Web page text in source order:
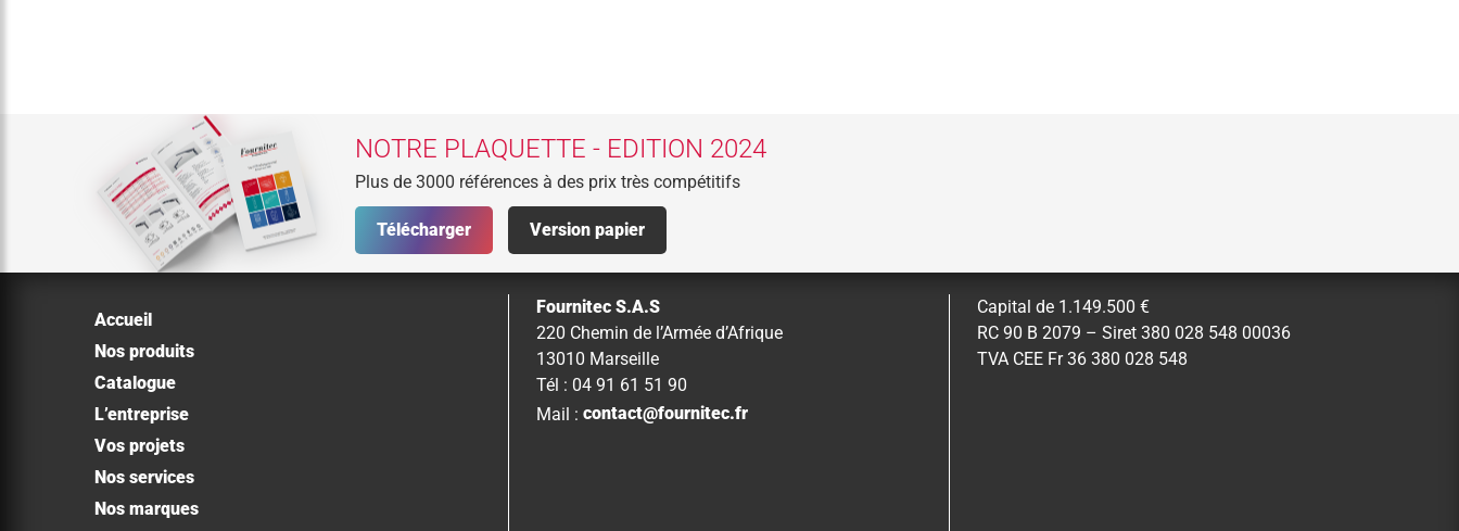
NOTRE PLAQUETTE - EDITION 2024
Plus de 3000 références à des prix très compétitifs
Télécharger Version papier
Accueil
Nos produits
Catalogue
L’entreprise
Vos projets
Nos services
Nos marques
Fournitec S.A.S
220 Chemin de l’Armée d’Afrique
13010 Marseille
Tél : 04 91 61 51 90
Mail : contact@fournitec.fr
Capital de 1.149.500 €
RC 90 B 2079 – Siret 380 028 548 00036
TVA CEE Fr 36 380 028 548